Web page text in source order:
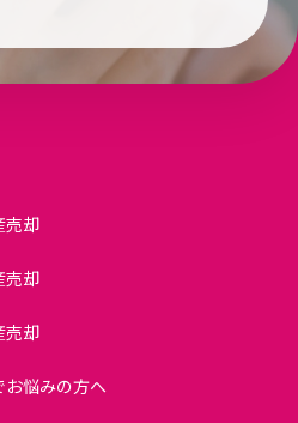
売却
売却
売却
お悩みの方へ